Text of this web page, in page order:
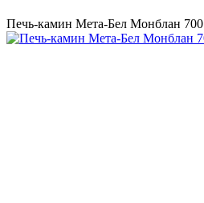
Печь-камин Мета-Бел Монблан 700